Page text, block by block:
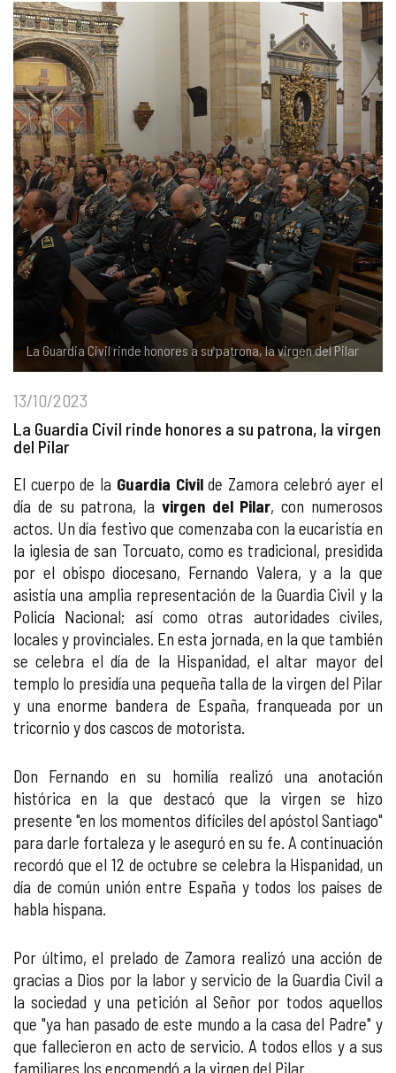
La Guardia Civil rinde honores a su patrona, la virgen del Pilar
13/10/2023
La Guardia Civil rinde honores a su patrona, la virgen
del Pilar
El cuerpo de la Guardia Civilde Zamora celebró ayer el
día de su patrona, la virgen del Pilar, con numerosos
actos. Un día festivo que comenzaba con la eucaristía en
la iglesia de san Torcuato, como es tradicional, presidida
por el obispo diocesano, Fernando Valera, y a la que
asistía una amplia representación de la Guardia Civil y la
Policía Nacional; así como otras autoridades civiles,
locales y provinciales. En esta jornada, en la que también
se celebra el día de la Hispanidad, el altar mayor del
templo lo presidía una pequeña talla de la virgen del Pilar
y una enorme bandera de España, franqueada por un
tricornio y dos cascos de motorista.
Don Fernando en su homilía realizó una anotación
histórica en la que destacó que la virgen se hizo
presente "en los momentos difíciles del apóstol Santiago"
para darle fortaleza y le aseguró en su fe. A continuación
recordó que el 12 de octubre se celebra la Hispanidad, un
día de común unión entre España y todos los países de
habla hispana.
Por último, el prelado de Zamora realizó una acción de
gracias a Dios por la labor y servicio de la Guardia Civil a
la sociedad y una petición al Señor por todos aquellos
que "ya han pasado de este mundo a la casa del Padre" y
que fallecieron en acto de servicio. A todos ellos y a sus
familiares los encomendó a la virgen del Pilar.
COMPLIANCE
DOCTRINA DE LA IGLESIA
PORTAL DE TRANSPARENCIA
RENDICIÓN CUENTAS ENTIDADES RELIGIOSAS
PREGUNTAS FRECUENTES
PASTORAL SAMARITANA
CENTROS SOCIALES
APOSTOLADO SEGLAR
VIDA CONSAGRADA
IMÁGENES
VÍDEOS
AUDIOS